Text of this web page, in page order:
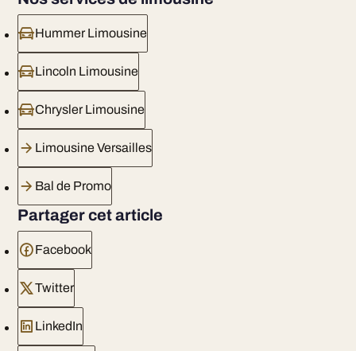
Hummer Limousine
Lincoln Limousine
Chrysler Limousine
Limousine Versailles
Bal de Promo
Partager cet article
Facebook
Twitter
LinkedIn